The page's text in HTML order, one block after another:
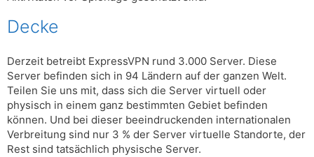
Decke
Derzeit betreibt ExpressVPN rund 3.000 Server. Diese
Server befinden sich in 94 Ländern auf der ganzen Welt.
Teilen Sie uns mit, dass sich die Server virtuell oder
physisch in einem ganz bestimmten Gebiet befinden
können. Und bei dieser beeindruckenden internationalen
Verbreitung sind nur 3 % der Server virtuelle Standorte, der
Rest sind tatsächlich physische Server.